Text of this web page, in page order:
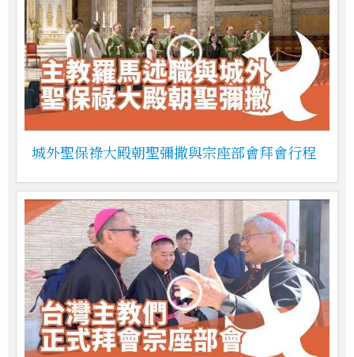
城外聖保祿大殿朝聖彌撒與宗座部會拜會行程